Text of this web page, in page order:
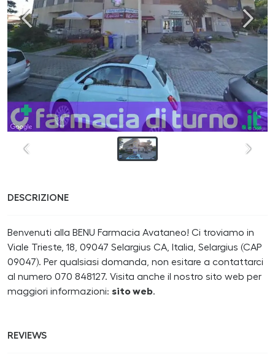
DESCRIZIONE
Benvenuti alla BENU Farmacia Avataneo! Ci troviamo in
Viale Trieste, 18, 09047 Selargius CA, Italia, Selargius (CAP
09047). Per qualsiasi domanda, non esitare a contattarci
al numero 070 848127. Visita anche il nostro sito web per
maggiori informazioni: sito web.
REVIEWS